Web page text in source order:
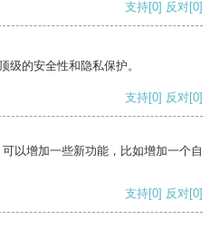
支持[0] 反对[0]
级的安全性和隐私保护。
支持[0] 反对[0]
以增加一些新功能，比如增加一个自
支持[0] 反对[0]